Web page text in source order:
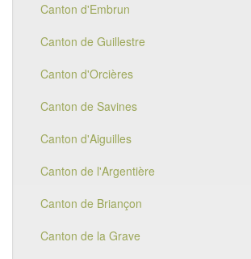
Canton d'Embrun
Canton de Guillestre
Canton d'Orcières
Canton de Savines
Canton d'Aiguilles
Canton de l'Argentière
Canton de Briançon
Canton de la Grave